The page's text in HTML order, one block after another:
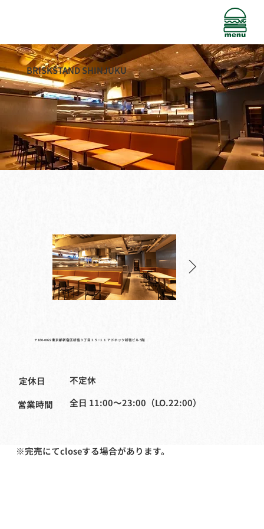
BRISKSTAND SHINJUKU
​定休日
営業時間
不定休
全日 11:00〜23:00（LO.22:00）
〒160-0022 東京都新宿区新宿３丁目１５−１１ アドホック新宿ビル 5階
※完売にてcloseする場合があります。